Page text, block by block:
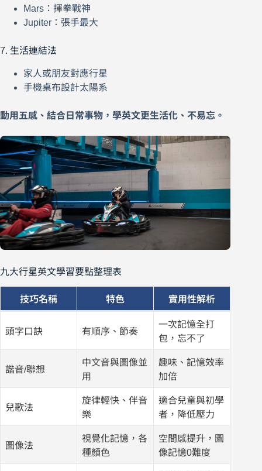
Mars：揮拳戰神
Jupiter：張手最大
7. 生活連結法
家人或朋友對應行星
手機桌布設計太陽系
動用五感、結合日常事物，學英文更生活化、不易忘。
九大行星英文學習要點整理表
技巧名稱 特色 實用性解析
頭字口訣 有順序、節奏
一次記憶全打
包，忘不了
諧音/聯想
中文音與圖像並
用
趣味、記憶效率
加倍
兒歌法
旋律輕快、伴音
樂
適合兒童與初學
者，降低壓力
圖像法
視覺化記憶，各
種顏色
空間感提升，圖
像記憶0難度